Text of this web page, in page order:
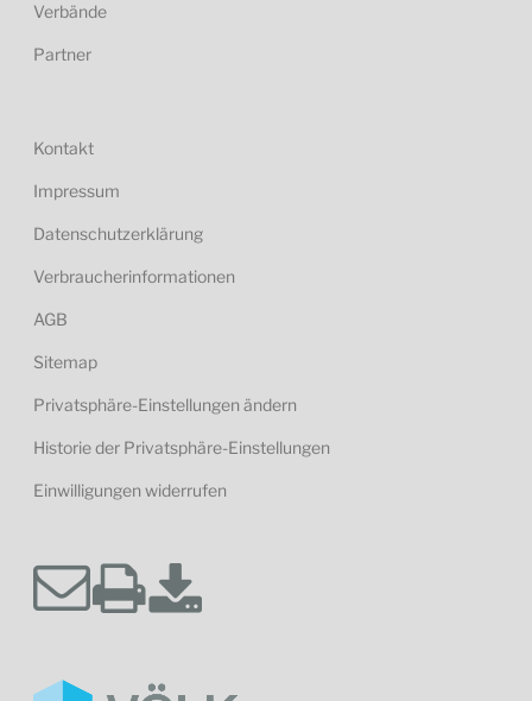
Verbände
Partner
Kontakt
Impressum
Datenschutzerklärung
Verbraucherinformationen
AGB
Sitemap
Privatsphäre-Einstellungen ändern
Historie der Privatsphäre-Einstellungen
Einwilligungen widerrufen